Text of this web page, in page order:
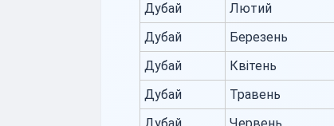
Дубай
Лютий
Дубай
Березень
Дубай
Квітень
Дубай
Травень